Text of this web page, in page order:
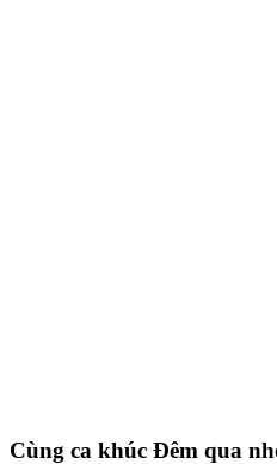
Cùng ca khúc Đêm qua